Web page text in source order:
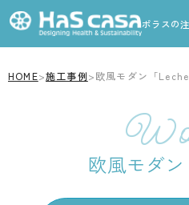
ポラスの
ハスカーサについて
HOME>施工事例>欧風モダン「Leche
欧風モダン
商品ラインナップ